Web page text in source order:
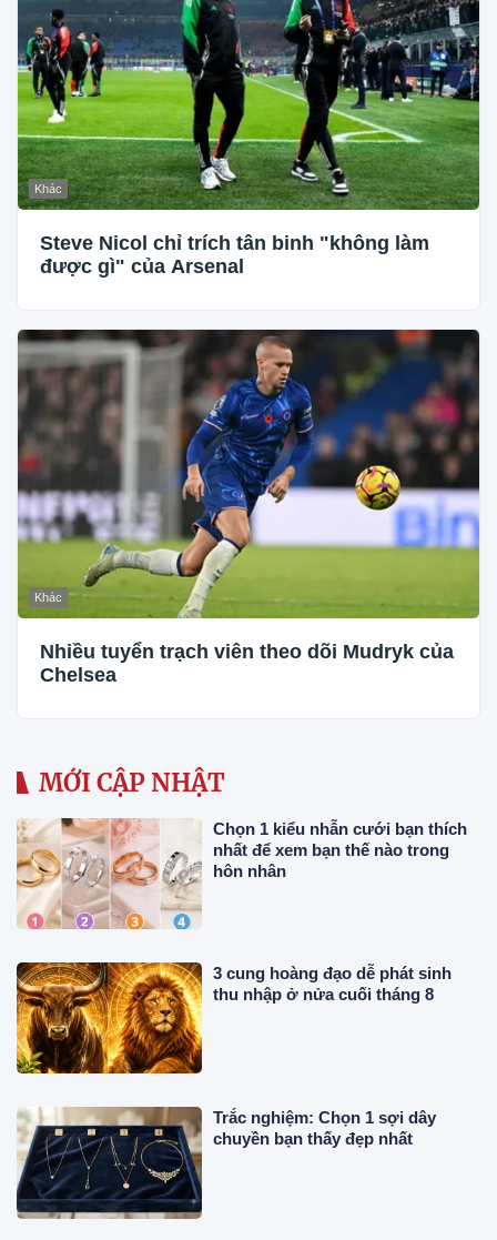
Khác
Steve Nicol chỉ trích tân binh "không làm
được gì" của Arsenal
Khác
Nhiều tuyển trạch viên theo dõi Mudryk của
Chelsea
MỚI CẬP NHẬT
Chọn 1 kiểu nhẫn cưới bạn thích
nhất để xem bạn thế nào trong
hôn nhân
3 cung hoàng đạo dễ phát sinh
thu nhập ở nửa cuối tháng 8
Trắc nghiệm: Chọn 1 sợi dây
chuyền bạn thấy đẹp nhất